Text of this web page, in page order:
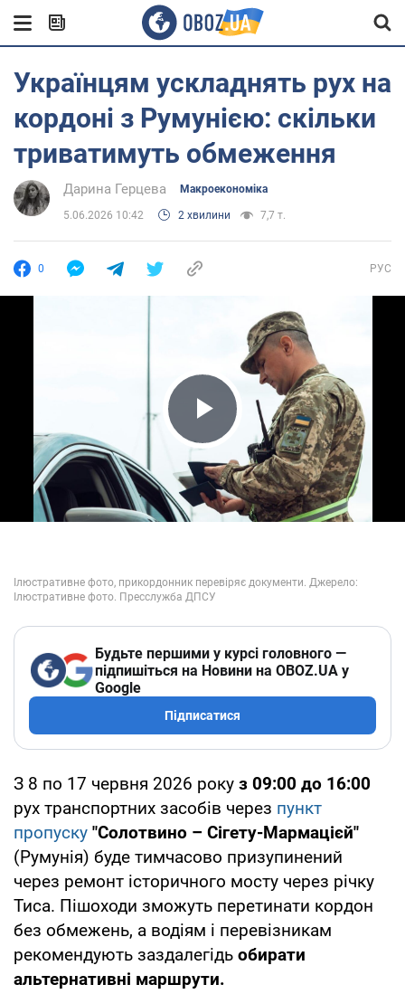
Українцям ускладнять рух на
кордоні з Румунією: скільки
триватимуть обмеження
Дарина Герцева Mакроекономіка
5.06.2026 10:42 2 хвилини 7,7 т.
0 РУС
Play Video
Будьте першими у курсі головного —
підпишіться на Новини на OBOZ.UA у
Google
Підписатися
З 8 по 17 червня 2026 року з 09:00 до 16:00
рух транспортних засобів через пункт
пропуску "Солотвино – Сігету-Мармацієй"
(Румунія) буде тимчасово призупинений
через ремонт історичного мосту через річку
Тиса. Пішоходи зможуть перетинати кордон
без обмежень, а водіям і перевізникам
рекомендують заздалегідь обирати
альтернативні маршрути.